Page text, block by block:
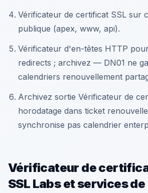
Vérificateur de certificat SSL sur
publique (apex, www, api).
Vérificateur d'en-têtes HTTP
redirects ; archivez — DN01 ne
calendriers renouvellement
Archivez sortie Vérificateur de
horodatage dans ticket
synchronise pas calendrier
Vérificateur de
SSL Labs et services